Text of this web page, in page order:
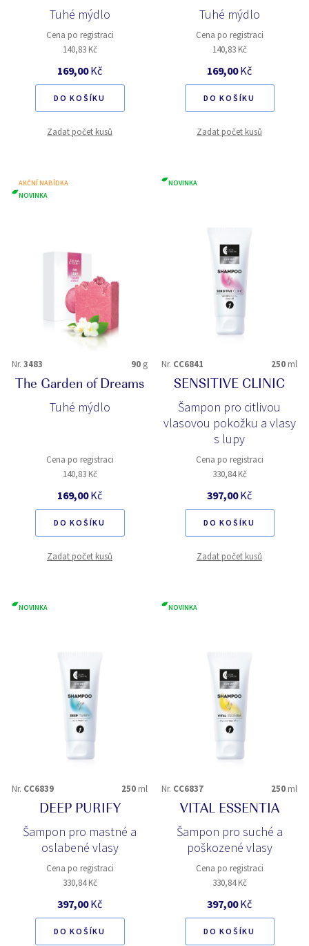
Tuhé mýdlo
Cena po registraci
140,83 Kč
169,00Kč
DO KOŠÍKU
Zadat počet kusů
Tuhé mýdlo
Cena po registraci
140,83 Kč
169,00Kč
DO KOŠÍKU
Zadat počet kusů
AKČNÍ NABÍDKA
NOVINKA
Nr. 3483 90 g
The Garden of Dreams
Tuhé mýdlo
Cena po registraci
140,83 Kč
169,00Kč
DO KOŠÍKU
Zadat počet kusů
NOVINKA
Nr. CC6841 250 ml
SENSITIVE CLINIC
Šampon pro citlivou
vlasovou pokožku a vlasy
s lupy
Cena po registraci
330,84 Kč
397,00Kč
DO KOŠÍKU
Zadat počet kusů
NOVINKA
Nr. CC6839 250 ml
DEEP PURIFY
Šampon pro mastné a
oslabené vlasy
Cena po registraci
330,84 Kč
397,00Kč
DO KOŠÍKU
NOVINKA
Nr. CC6837 250 ml
VITAL ESSENTIA
Šampon pro suché a
poškozené vlasy
Cena po registraci
330,84 Kč
397,00Kč
DO KOŠÍKU